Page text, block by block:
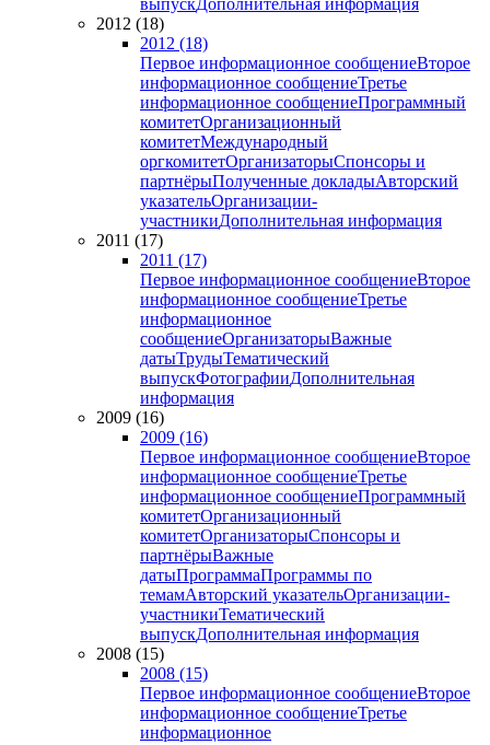
выпускДополнительная информация
2012 (18)
2012 (18)
Первое информационное сообщениеВторое
информационное сообщениеТретье
информационное сообщениеПрограммный
комитетОрганизационный
комитетМеждународный
оргкомитетОрганизаторыСпонсоры и
партнёрыПолученные докладыАвторский
указательОрганизации-
участникиДополнительная информация
2011 (17)
2011 (17)
Первое информационное сообщениеВторое
информационное сообщениеТретье
информационное
сообщениеОрганизаторыВажные
датыТрудыТематический
выпускФотографииДополнительная
информация
2009 (16)
2009 (16)
Первое информационное сообщениеВторое
информационное сообщениеТретье
информационное сообщениеПрограммный
комитетОрганизационный
комитетОрганизаторыСпонсоры и
партнёрыВажные
датыПрограммаПрограммы по
темамАвторский указательОрганизации-
участникиТематический
выпускДополнительная информация
2008 (15)
2008 (15)
Первое информационное сообщениеВторое
информационное сообщениеТретье
информационное